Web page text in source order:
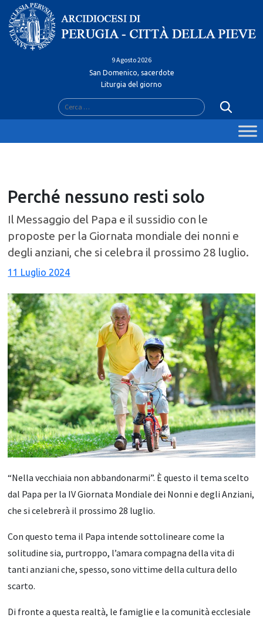
Skip
content
9 Agosto 2026
San Domenico, sacerdote
Liturgia del giorno
Ricerca
per:
Perché nessuno resti solo
Il Messaggio del Papa e il sussidio con le
proposte per la Giornata mondiale dei nonni e
degli anziani, che si celebra il prossimo 28 luglio.
11 Luglio 2024
“Nella vecchiaia non abbandonarmi”. È questo il tema scelto
dal Papa per la IV Giornata Mondiale dei Nonni e degli Anziani,
che si celebrerà il prossimo 28 luglio.
Con questo tema il Papa intende sottolineare come la
solitudine sia, purtroppo, l’amara compagna della vita di
tanti anziani che, spesso, sono vittime della cultura dello
scarto.
Di fronte a questa realtà, le famiglie e la comunità ecclesiale